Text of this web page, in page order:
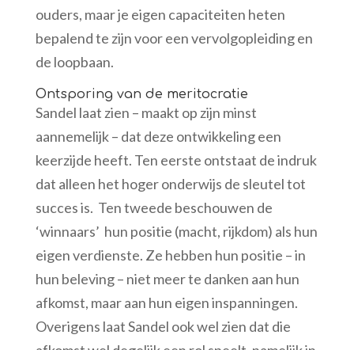
ouders, maar je eigen capaciteiten heten
bepalend te zijn voor een vervolgopleiding en
de loopbaan.
Ontsporing van de meritocratie
Sandel laat zien – maakt op zijn minst
aannemelijk – dat deze ontwikkeling een
keerzijde heeft. Ten eerste ontstaat de indruk
dat alleen het hoger onderwijs de sleutel tot
succes is. Ten tweede beschouwen de
‘winnaars’ hun positie (macht, rijkdom) als hun
eigen verdienste. Ze hebben hun positie – in
hun beleving – niet meer te danken aan hun
afkomst, maar aan hun eigen inspanningen.
Overigens laat Sandel ook wel zien dat die